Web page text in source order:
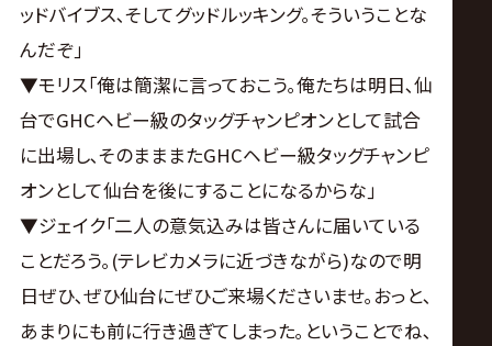
ッドバイブス､そしてグッドルッキング｡そういうことな
んだぞ｣
▼モリス｢俺は簡潔に言っておこう｡俺たちは明日､仙
台でGHCヘビー級のタッグチャンピオンとして試合
に出場し､そのまままたGHCヘビー級タッグチャンピ
オンとして仙台を後にすることになるからな｣
▼ジェイク｢二人の意気込みは皆さんに届いている
ことだろう｡(テレビカメラに近づきながら)なので明
日ぜひ､ぜひ仙台にぜひご来場くださいませ｡おっと､
あまりにも前に行き過ぎてしまった｡ということでね､